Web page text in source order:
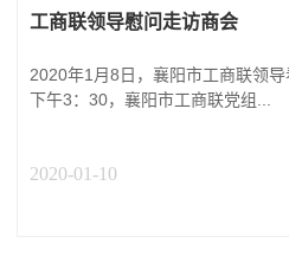
工商联领导慰问走访商会
2020年1月8日，襄阳市工商联领导
下午3：30，襄阳市工商联党组...
2020-01-10